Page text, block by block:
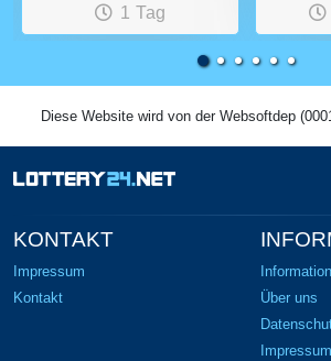
1 Tag
Diese Website wird von der Websoftdep
KONTAKT
Impressum
Kontakt
Über uns
Impressum